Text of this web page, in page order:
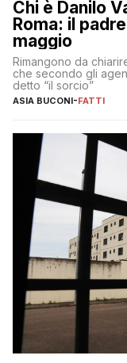
Chi è Danilo
Roma: il
maggio
Rimangono da
che secondo gli
detto “il sorcio”
ASIA BUCONI-FATTI